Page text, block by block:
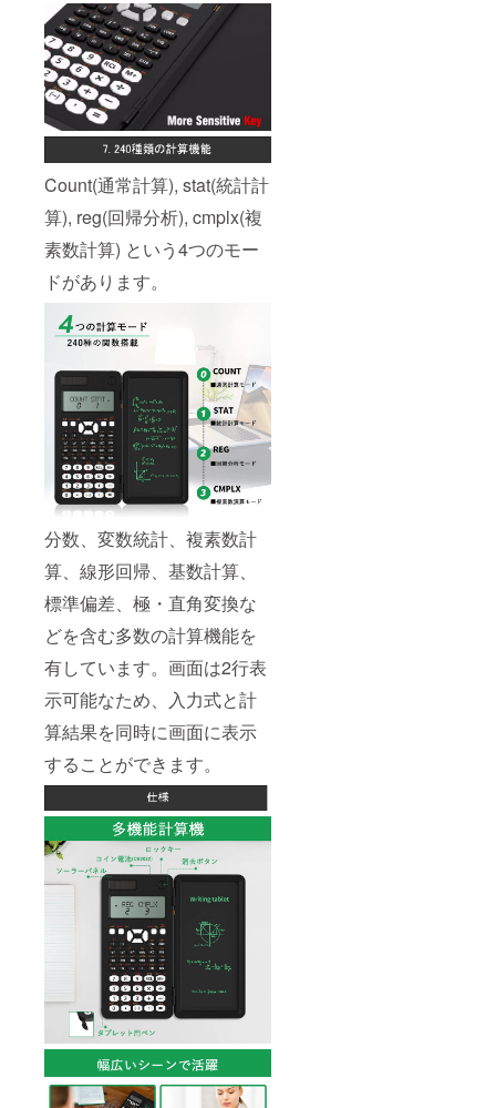
Count(通常計算), stat(統計計
算), reg(回帰分析), cmplx(複
素数計算) という4つのモー
ドがあります。
分数、変数統計、複素数計
算、線形回帰、基数計算、
標準偏差、極・直角変換な
どを含む多数の計算機能を
有しています。画面は2行表
示可能なため、入力式と計
算結果を同時に画面に表示
することができます。